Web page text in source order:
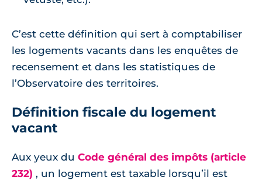
C’est cette définition qui sert à comptabiliser
les logements vacants dans les enquêtes de
recensement et dans les statistiques de
l’Observatoire des territoires.
Définition fiscale du logement
vacant
Aux yeux du Code général des impôts (article
232) , un logement est taxable lorsqu’il est